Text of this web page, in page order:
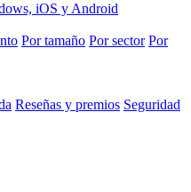
iOS y Android
Por tamaño Por sector Por
Reseñas y premios Seguridad